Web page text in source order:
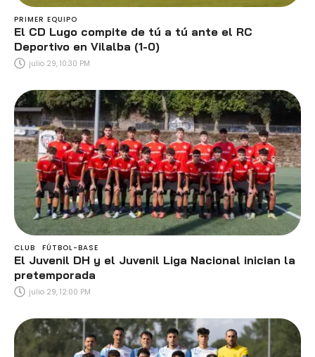
PRIMER EQUIPO
El CD Lugo compite de tú a tú ante el RC
Deportivo en Vilalba (1-0)
julio 29, 10:30 PM
CLUB FÚTBOL-BASE
El Juvenil DH y el Juvenil Liga Nacional inician la
pretemporada
julio 29, 12:00 PM